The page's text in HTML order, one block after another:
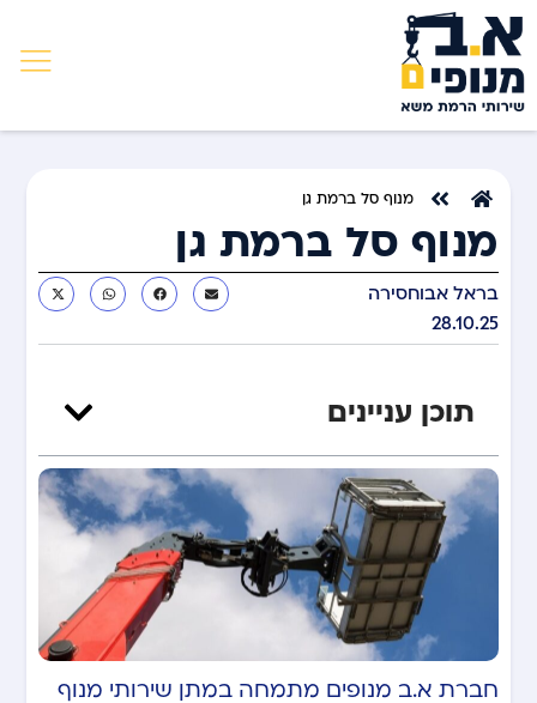
מנוף סל ברמת גן
מנוף סל ברמת גן
בראל אבוחסירה
28.10.25
תוכן עניינים
חברת א.ב מנופים מתמחה במתן שירותי מנוף